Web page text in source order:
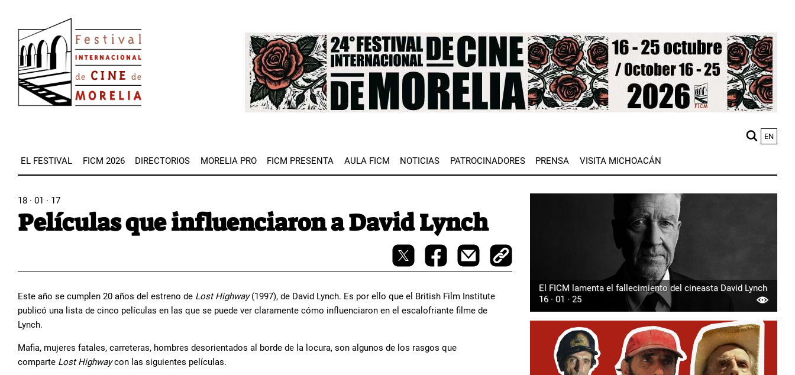
contenido
principal
Image
EN
EL FESTIVAL FICM 2026 DIRECTORIOS MORELIA PRO FICM PRESENTA AULA FICM NOTICIAS PATROCINADORES PRENSA VISITA MICHOACÁN
18 · 01 · 17
Películas que influenciaron a David Lynch
Este año se cumplen 20 años del estreno de Lost Highway(1997), de David Lynch. Es por ello que el British Film Institute
publicó una lista de cinco películas en las que se puede ver claramente cómo influenciaron en el escalofriante filme de
Lynch.
Mafia, mujeres fatales, carreteras, hombres desorientados al borde de la locura, son algunos de los rasgos que
comparte Lost Highwaycon las siguientes películas.
El FICM lamenta el fallecimiento del cineasta David Lynch
16 · 01 · 25